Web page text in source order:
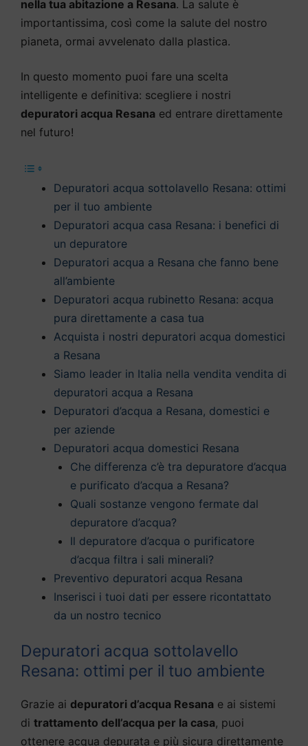
nella tua abitazione a Resana. La salute è
importantissima, così come la salute del nostro
pianeta, ormai avvelenato dalla plastica.
In questo momento puoi fare una scelta
intelligente e definitiva: scegliere i nostri
depuratori acqua Resana ed entrare direttamente
nel futuro!
Depuratori acqua sottolavello Resana: ottimi
per il tuo ambiente
Depuratori acqua casa Resana: i benefici di
un depuratore
Depuratori acqua a Resana che fanno bene
all’ambiente
Depuratori acqua rubinetto Resana: acqua
pura direttamente a casa tua
Acquista i nostri depuratori acqua domestici
a Resana
Siamo leader in Italia nella vendita vendita di
depuratori acqua a Resana
Depuratori d’acqua a Resana, domestici e
per aziende
Depuratori acqua domestici Resana
Che differenza c’è tra depuratore d’acqua
e purificato d’acqua a Resana?
Quali sostanze vengono fermate dal
depuratore d’acqua?
Il depuratore d’acqua o purificatore
d’acqua filtra i sali minerali?
Preventivo depuratori acqua Resana
Inserisci i tuoi dati per essere ricontattato
da un nostro tecnico
Depuratori acqua sottolavello
Resana: ottimi per il tuo ambiente
Grazie ai depuratori d’acqua Resana e ai sistemi
di trattamento dell’acqua per la casa, puoi
ottenere acqua depurata e più sicura direttamente